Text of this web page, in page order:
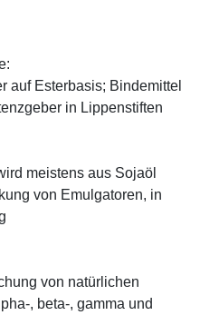
auf Esterbasis; Bindemittel
in Lippenstiften
meistens aus Sojaöl
von Emulgatoren, in
von natürlichen
, beta-, gamma und